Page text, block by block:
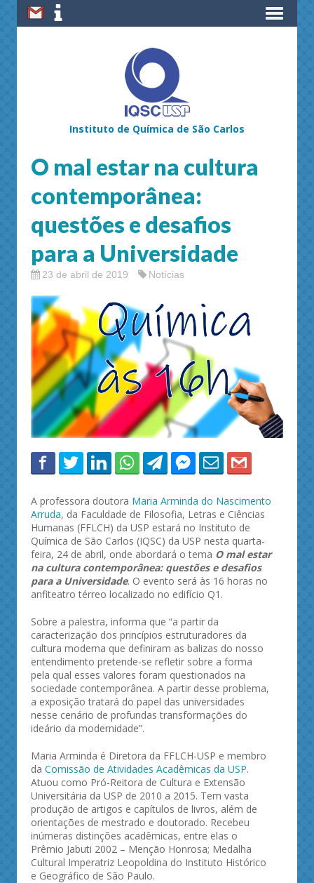
Instituto de Química de São Carlos
O mal estar na cultura
contemporânea:
questões e desafios
para a Universidade
23 de abril de 2019 Notícias
A professora doutora Maria Arminda do Nascimento
Arruda, da Faculdade de Filosofia, Letras e Ciências
Humanas (FFLCH) da USP estará no Instituto de
Química de São Carlos (IQSC) da USP nesta quarta-
feira, 24 de abril, onde abordará o tema O mal estar
na cultura contemporânea: questões e desafios
para a Universidade. O evento será às 16 horas no
anfiteatro térreo localizado no edifício Q1.
Sobre a palestra, informa que “a partir da
caracterização dos princípios estruturadores da
cultura moderna que definiram as balizas do nosso
entendimento pretende-se refletir sobre a forma
pela qual esses valores foram questionados na
sociedade contemporânea. A partir desse problema,
a exposição tratará do papel das universidades
nesse cenário de profundas transformações do
ideário da modernidade”.
Maria Arminda é Diretora da FFLCH-USP e membro
da Comissão de Atividades Acadêmicas da USP.
Atuou como Pró-Reitora de Cultura e Extensão
Universitária da USP de 2010 a 2015. Tem vasta
produção de artigos e capítulos de livros, além de
orientações de mestrado e doutorado. Recebeu
inúmeras distinções acadêmicas, entre elas o
Prêmio Jabuti 2002 – Menção Honrosa; Medalha
Cultural Imperatriz Leopoldina do Instituto Histórico
e Geográfico de São Paulo.